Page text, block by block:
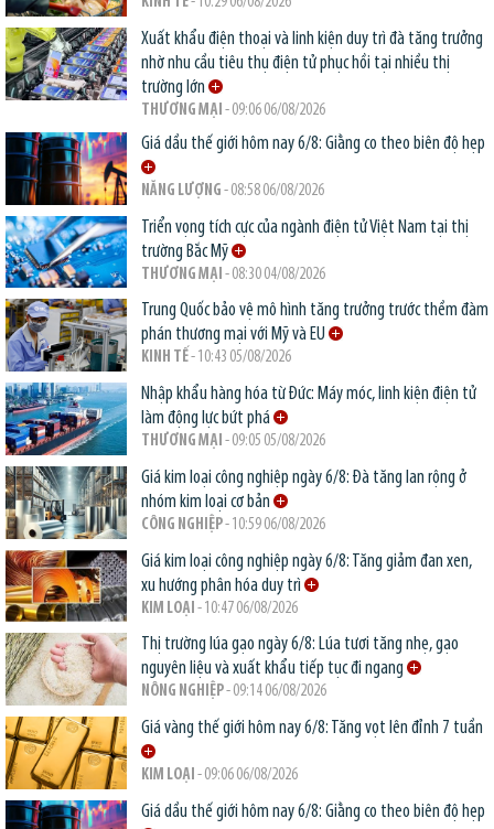
Xuất khẩu điện thoại và linh kiện duy trì đà tăng trưởng
nhờ nhu cầu tiêu thụ điện tử phục hồi tại nhiều thị
trường lớn
THƯƠNG MẠI - 09:06 06/08/2026
Giá dầu thế giới hôm nay 6/8: Giằng co theo biên độ hẹp
NĂNG LƯỢNG - 08:58 06/08/2026
Triển vọng tích cực của ngành điện tử Việt Nam tại thị
trường Bắc Mỹ
THƯƠNG MẠI - 08:30 04/08/2026
Trung Quốc bảo vệ mô hình tăng trưởng trước thềm đàm
phán thương mại với Mỹ và EU
KINH TẾ- 10:43 05/08/2026
Nhập khẩu hàng hóa từ Đức: Máy móc, linh kiện điện tử
làm động lực bứt phá
THƯƠNG MẠI - 09:05 05/08/2026
Giá kim loại công nghiệp ngày 6/8: Đà tăng lan rộng ở
nhóm kim loại cơ bản
CÔNG NGHIỆP- 10:59 06/08/2026
Giá kim loại công nghiệp ngày 6/8: Tăng giảm đan xen,
xu hướng phân hóa duy trì
KIM LOẠI - 10:47 06/08/2026
Thị trường lúa gạo ngày 6/8: Lúa tươi tăng nhẹ, gạo
nguyên liệu và xuất khẩu tiếp tục đi ngang
NÔNG NGHIỆP- 09:14 06/08/2026
Giá vàng thế giới hôm nay 6/8: Tăng vọt lên đỉnh 7 tuần
KIM LOẠI - 09:06 06/08/2026
Giá dầu thế giới hôm nay 6/8: Giằng co theo biên độ hẹp